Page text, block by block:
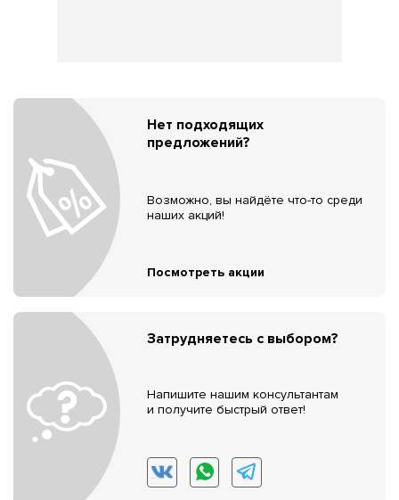
Нет подходящих
предложений?
Возможно, вы найдёте что-то среди
наших акций!
Посмотреть акции
Затрудняетесь с выбором?
Напишите нашим консультантам
и получите быстрый ответ!